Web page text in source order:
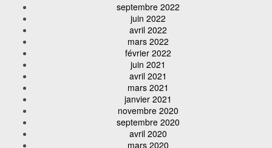
septembre 2022
juin 2022
avril 2022
mars 2022
février 2022
juin 2021
avril 2021
mars 2021
janvier 2021
novembre 2020
septembre 2020
avril 2020
mars 2020